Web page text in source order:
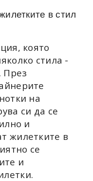
в стил
която
стила -
През
на
си да се
и
жилетките в
се
и